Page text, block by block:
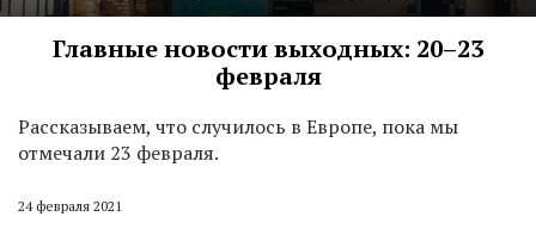
Главные новости выходных: 20–23
февраля
Рассказываем, что случилось в Европе, пока мы
отмечали 23 февраля.
24 февраля 2021